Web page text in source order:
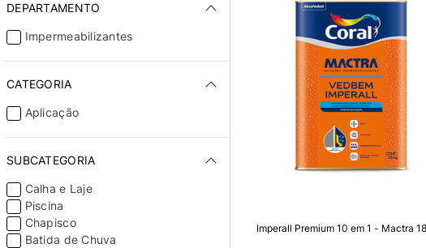
DEPARTAMENTO
Impermeabilizantes
CATEGORIA
Aplicação
SUBCATEGORIA
Calha e Laje
Piscina
Chapisco
Batida de Chuva
Imperall Premium 10 em 1 - Mactra